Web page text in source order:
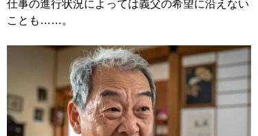
仕事の進行状況によっては義父の希望に沿えない
ことも……。